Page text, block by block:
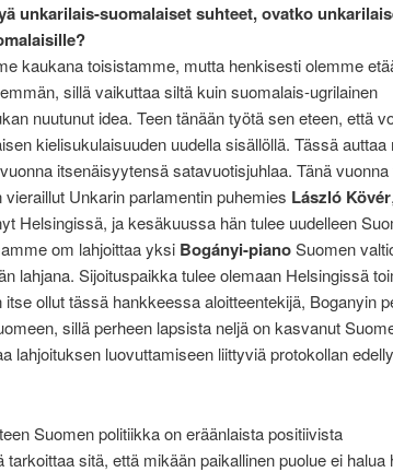
unkarilais-suomalaiset suhteet, ovatko
kaukana toisistamme, mutta henkisesti olemme
sillä vaikuttaa siltä kuin suomalais-ugrilainen
nuutunut idea. Teen tänään työtä sen eteen, että
kielisukulaisuuden uudella sisällöllä. Tässä auttaa
itsenäisyytensä satavuotisjuhlaa. Tänä
Unkarin parlamentin puhemies László Kövér
Helsingissä, ja kesäkuussa hän tulee uudelleen
om lahjoittaa yksi Bogányi-pianoSuomen
lahjana. Sijoituspaikka tulee olemaan Helsingissä
ollut tässä hankkeessa aloitteentekijä, Boganyin
sillä perheen lapsista neljä on kasvanut
lahjoituksen luovuttamiseen liittyviä protokollan
Suomen politiikka on eräänlaista positiivista
tarkoittaa sitä, että mikään paikallinen puolue ei halua